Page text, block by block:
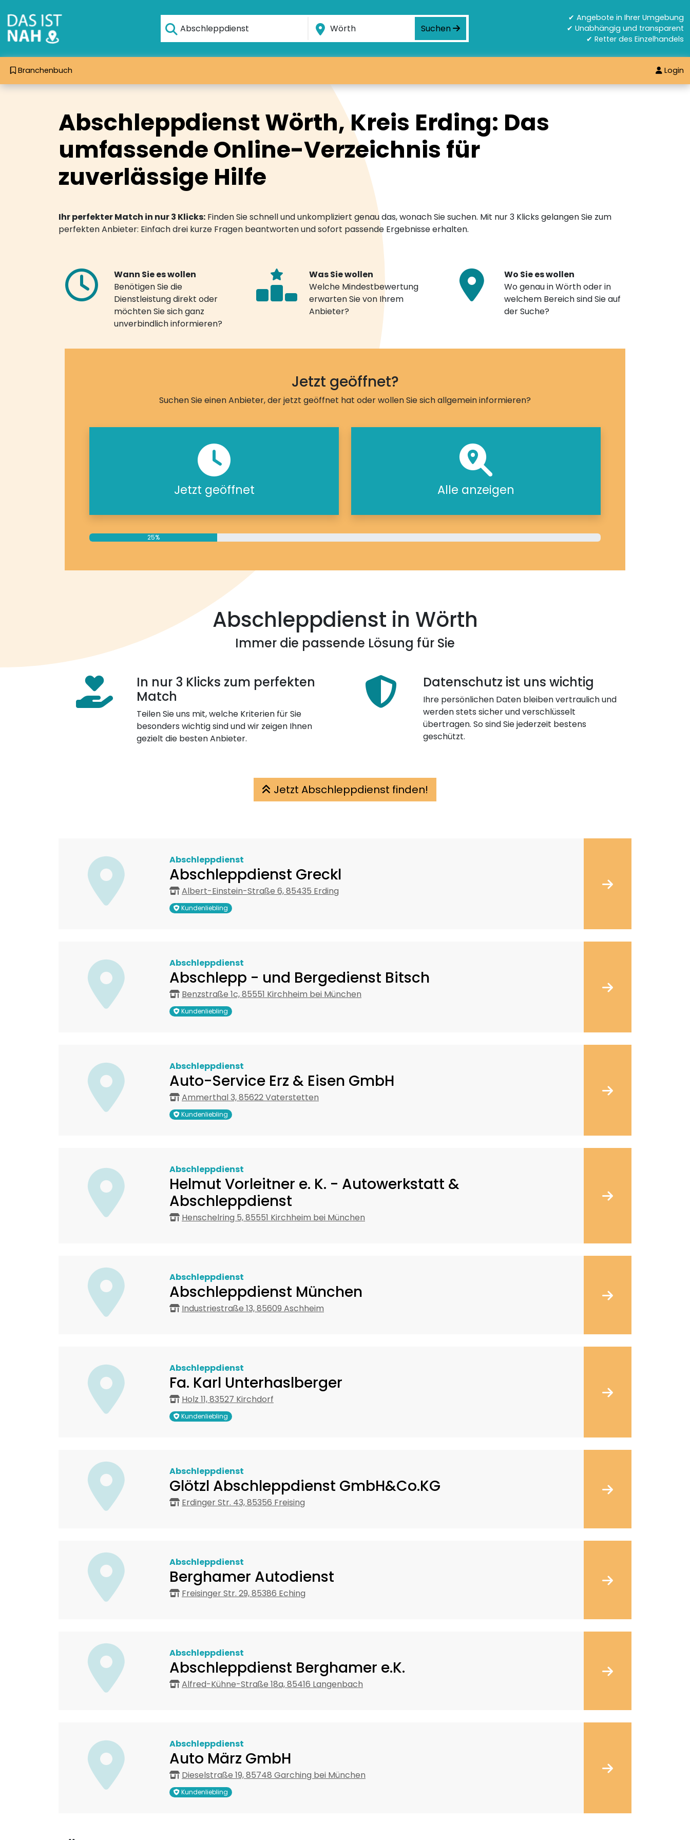
Suchen
✔ Angebote in Ihrer Umgebung
✔ Unabhängig und transparent
✔ Retter des Einzelhandels
Branchenbuch Login
Abschleppdienst Wörth, Kreis Erding: Das
umfassende Online-Verzeichnis für
zuverlässige Hilfe
Ihr perfekter Match in nur 3 Klicks: Finden Sie schnell und unkompliziert genau das, wonach Sie suchen. Mit nur 3 Klicks gelangen Sie zum
perfekten Anbieter: Einfach drei kurze Fragen beantworten und sofort passende Ergebnisse erhalten.
Wann Sie es wollen
Benötigen Sie die
Dienstleistung direkt oder
möchten Sie sich ganz
unverbindlich informieren?
Was Sie wollen
Welche Mindestbewertung
erwarten Sie von Ihrem
Anbieter?
Wo Sie es wollen
Wo genau in Wörth oder in
welchem Bereich sind Sie auf
der Suche?
Jetzt geöffnet?
Suchen Sie einen Anbieter, der jetzt geöffnet hat oder wollen Sie sich allgemein informieren?
Jetzt geöffnet Alle anzeigen
25%
Abschleppdienst in Wörth
Immer die passende Lösung für Sie
In nur 3 Klicks zum perfekten
Match
Teilen Sie uns mit, welche Kriterien für Sie
besonders wichtig sind und wir zeigen Ihnen
gezielt die besten Anbieter.
Datenschutz ist uns wichtig
Ihre persönlichen Daten bleiben vertraulich und
werden stets sicher und verschlüsselt
übertragen. So sind Sie jederzeit bestens
geschützt.
Jetzt Abschleppdienst finden!
Abschleppdienst
Abschleppdienst Greckl
Albert-Einstein-Straße 6, 85435 Erding
Kundenliebling
Abschleppdienst
Abschlepp - und Bergedienst Bitsch
Benzstraße 1c, 85551 Kirchheim bei München
Kundenliebling
Abschleppdienst
Auto-Service Erz & Eisen GmbH
Ammerthal 3, 85622 Vaterstetten
Kundenliebling
Abschleppdienst
Helmut Vorleitner e. K. - Autowerkstatt &
Abschleppdienst
Henschelring 5, 85551 Kirchheim bei München
Abschleppdienst
Abschleppdienst München
Industriestraße 13, 85609 Aschheim
Abschleppdienst
Fa. Karl Unterhaslberger
Holz 11, 83527 Kirchdorf
Kundenliebling
Abschleppdienst
Glötzl Abschleppdienst GmbH&Co.KG
Erdinger Str. 43, 85356 Freising
Abschleppdienst
Berghamer Autodienst
Freisinger Str. 29, 85386 Eching
Abschleppdienst
Abschleppdienst Berghamer e.K.
Alfred-Kühne-Straße 18a, 85416 Langenbach
Abschleppdienst
Auto März GmbH
Dieselstraße 19, 85748 Garching bei München
Kundenliebling